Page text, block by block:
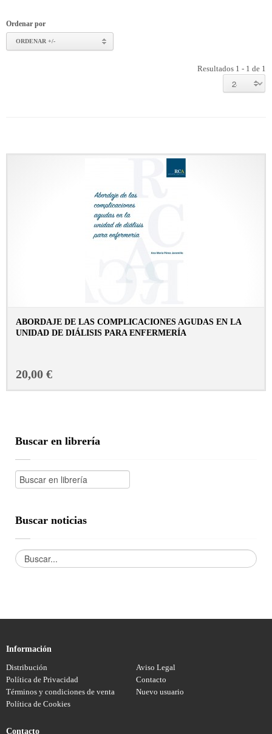
Ordenar por
ORDENAR +/-
Resultados 1 - 1 de 1
ABORDAJE DE LAS COMPLICACIONES AGUDAS EN LA
UNIDAD DE DIÁLISIS PARA ENFERMERÍA
20,00 €
Buscar en librería
Buscar noticias
Información
Distribución
Aviso Legal
Política de Privacidad
Contacto
Términos y condiciones de venta
Nuevo usuario
Política de Cookies
Contacto